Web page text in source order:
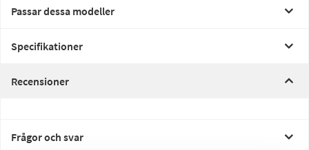
Passar dessa modeller
Specifikationer
Recensioner
Frågor och svar